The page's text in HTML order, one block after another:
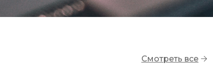
Смотреть все